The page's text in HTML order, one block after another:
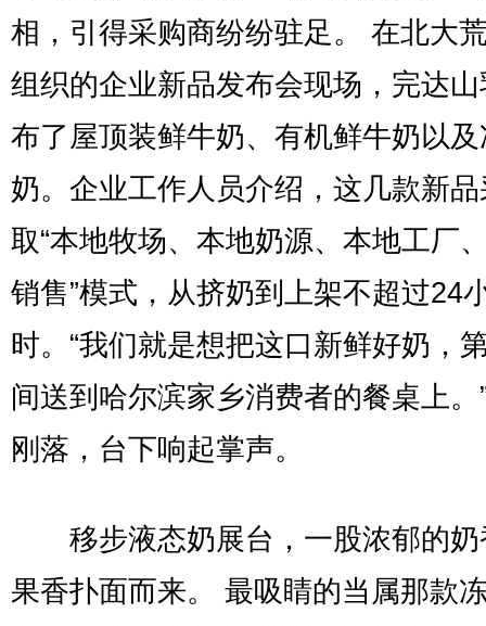
相，引得采购商纷纷驻足。 在北大
组织的企业新品发布会现场，完达
布了屋顶装鲜牛奶、有机鲜牛奶以
奶。企业工作人员介绍，这几款新品
取“本地牧场、本地奶源、本地工厂
销售”模式，从挤奶到上架不超过24
时。“我们就是想把这口新鲜好奶，
间送到哈尔滨家乡消费者的餐桌上。
刚落，台下响起掌声。
移步液态奶展台，一股浓郁的奶
果香扑面而来。 最吸睛的当属那款